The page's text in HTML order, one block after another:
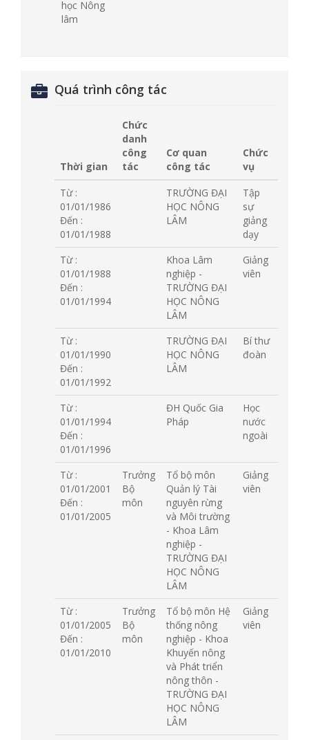
học Nông
lâm
Quá trình công tác
Thời gian
Chức
danh
công
tác
Cơ quan
công tác
Chức
vụ
Từ :
01/01/1986
Đến :
01/01/1988
TRƯỜNG ĐẠI
HỌC NÔNG
LÂM
Tập
sự
giảng
dạy
Từ :
01/01/1988
Đến :
01/01/1994
Khoa Lâm
nghiệp -
TRƯỜNG ĐẠI
HỌC NÔNG
LÂM
Giảng
viên
Từ :
01/01/1990
Đến :
01/01/1992
TRƯỜNG ĐẠI
HỌC NÔNG
LÂM
Bí thư
đoàn
Từ :
01/01/1994
Đến :
01/01/1996
ĐH Quốc Gia
Pháp
Học
nước
ngoài
Từ :
01/01/2001
Đến :
01/01/2005
Trưởng
Bộ
môn
Tổ bộ môn
Quản lý Tài
nguyên rừng
và Môi trường
- Khoa Lâm
nghiệp -
TRƯỜNG ĐẠI
HỌC NÔNG
LÂM
Giảng
viên
Từ :
01/01/2005
Đến :
01/01/2010
Trưởng
Bộ
môn
Tổ bộ môn Hệ
thống nông
nghiệp - Khoa
Khuyến nông
và Phát triển
nông thôn -
TRƯỜNG ĐẠI
HỌC NÔNG
LÂM
Giảng
viên